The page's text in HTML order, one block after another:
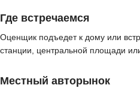
Где встречаемся
Оценщик подъедет к дому или
станции, центральной площади
Местный авторынок